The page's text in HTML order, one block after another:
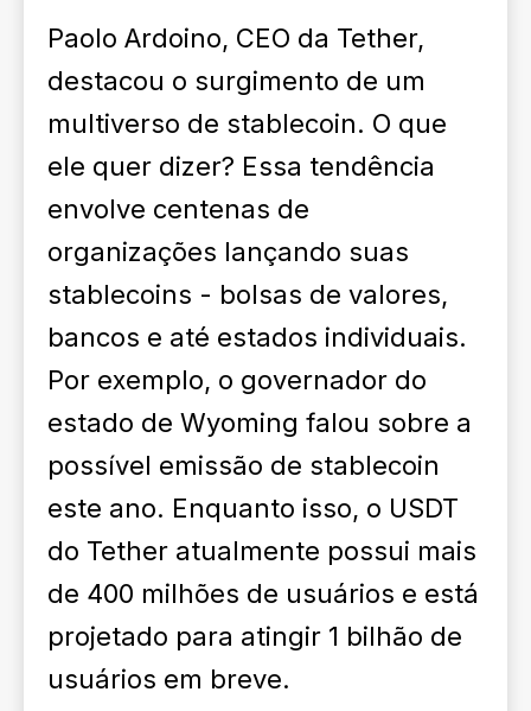
Paolo Ardoino, CEO da Tether,
destacou o surgimento de um
multiverso de stablecoin. O que
ele quer dizer? Essa tendência
envolve centenas de
organizações lançando suas
stablecoins - bolsas de valores,
bancos e até estados individuais.
Por exemplo, o governador do
estado de Wyoming falou sobre a
possível emissão de stablecoin
este ano. Enquanto isso, o USDT
do Tether atualmente possui mais
de 400 milhões de usuários e está
projetado para atingir 1 bilhão de
usuários em breve.